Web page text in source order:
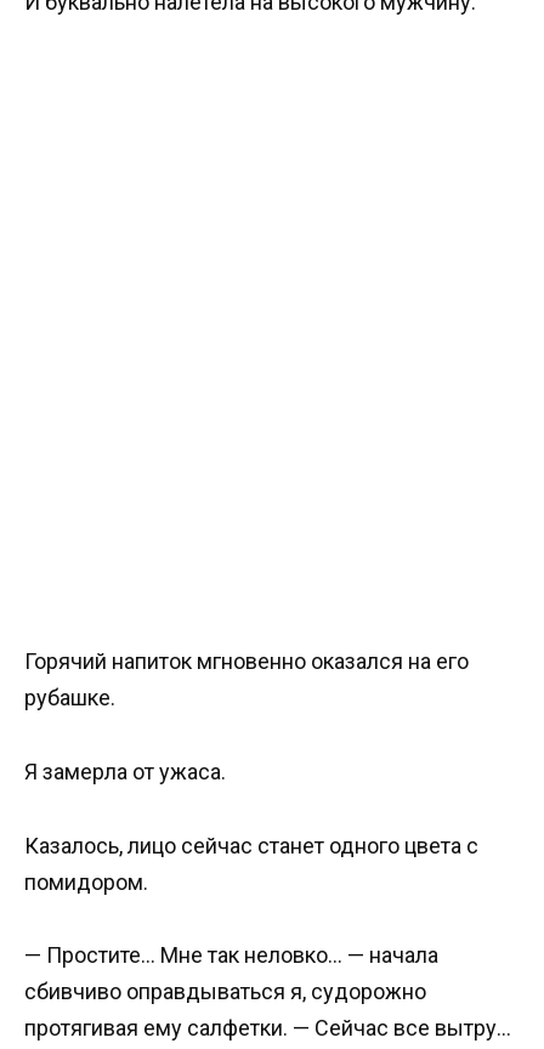
Горячий напиток мгновенно оказался на его
рубашке.
Я замерла от ужаса.
Казалось, лицо сейчас станет одного цвета с
помидором.
— Простите… Мне так неловко… — начала
сбивчиво оправдываться я, судорожно
протягивая ему салфетки. — Сейчас все вытру…